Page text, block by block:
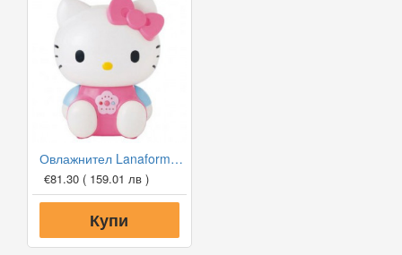
Овлажнител Lanaform Hello Kitty
€81.30 ( 159.01 лв )
Купи